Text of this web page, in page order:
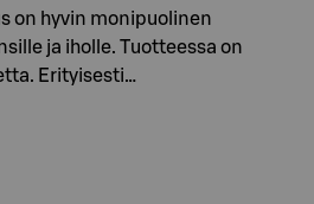
on hyvin monipuolinen
ja iholle. Tuotteessa on
Erityisesti…